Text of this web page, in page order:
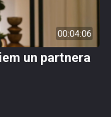
00:04:06
un partnera